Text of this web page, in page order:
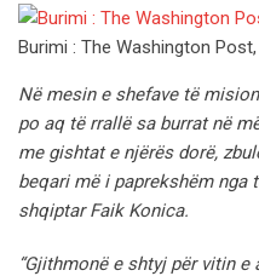
Burimi : The Washington
Në mesin e shefave të
po aq të rrallë sa burrat në
me gishtat e njërës dorë,
beqari më i paprekshëm
shqiptar Faik Konica.
“Gjithmonë e shtyj për vitin